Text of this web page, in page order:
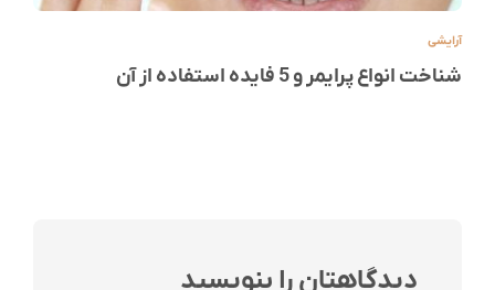
آرایشی
شناخت انواع پرایمر و 5 فایده استفاده از آن
دیدگاهتان را بنویسید